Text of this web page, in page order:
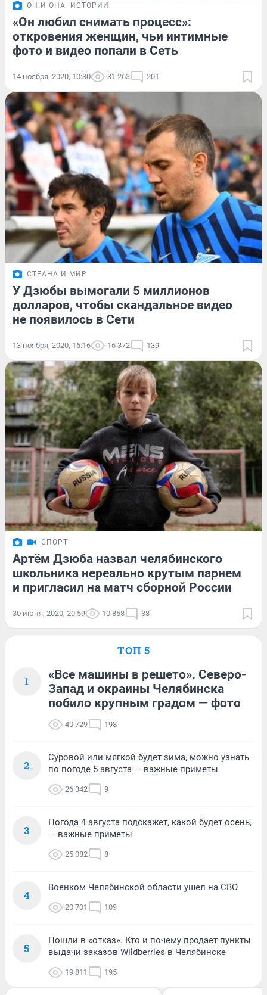
ОН И ОНА ИСТОРИИ
«Он любил снимать процесс»:
откровения женщин, чьи интимные
фото и видео попали в Сеть
14 ноября, 2020, 10:30 31 263 201
СТРАНА И МИР
У Дзюбы вымогали 5 миллионов
долларов, чтобы скандальное видео
не появилось в Сети
13 ноября, 2020, 16:16 16 372 139
СПОРТ
Артём Дзюба назвал челябинского
школьника нереально крутым парнем
и пригласил на матч сборной России
30 июня, 2020, 20:59 10 858 38
ТОП 5
1
«Все машины в решето». Северо-
Запад и окраины Челябинска
побило крупным градом — фото
40 729 198
2
Суровой или мягкой будет зима, можно узнать
по погоде 5 августа — важные приметы
26 342 9
3
Погода 4 августа подскажет, какой будет осень,
— важные приметы
25 082 8
4
Военком Челябинской области ушел на СВО
20 701 109
5
Пошли в «отказ». Кто и почему продает пункты
выдачи заказов Wildberries в Челябинске
19 811 195